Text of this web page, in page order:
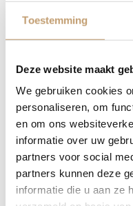
Toestemming
Deze website maakt
We gebruiken cookies
personaliseren, om
en om ons
informatie over uw
partners voor social
partners kunnen deze
informatie die u aan ze
Voordelen
wandplank
Hoogwaardig
kamergedroogd
werking.
Strakke Afwerking:
zijden, wat zorgt voor
Veelzijdig Gebruik: